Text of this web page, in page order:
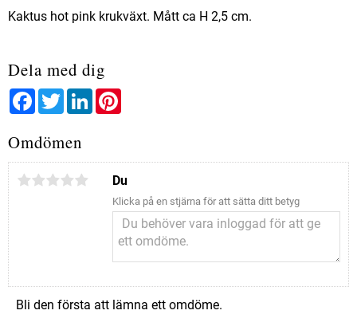
Kaktus hot pink krukväxt. Mått ca H 2,5 cm.
Dela med dig
FacebookTwitterLinkedIn
Omdömen
Du
Klicka på en stjärna för att sätta ditt betyg
Bli den första att lämna ett omdöme.